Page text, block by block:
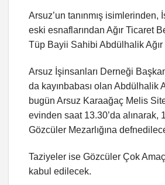
Arsuz’un tanınmış isimlerinden,
eski esnaflarından Ağır Ticaret
Tüp Bayii Sahibi Abdülhalik Ağır
Arsuz İşinsanları Derneği
da kayınbabası olan Abdülhalik
bugün Arsuz Karaağaç Melis
evinden saat 13.30’da alınarak,
Gözcüler Mezarlığına
Taziyeler ise Gözcüler Çok
kabul edilecek.